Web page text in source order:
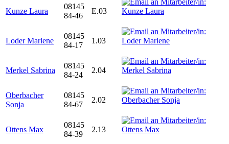
Kunze Laura
08145
84-46
E.03
Loder Marlene
08145
84-17
1.03
Merkel Sabrina
08145
84-24
2.04
Oberbacher
Sonja
08145
84-67
2.02
Ottens Max
08145
84-39
2.13